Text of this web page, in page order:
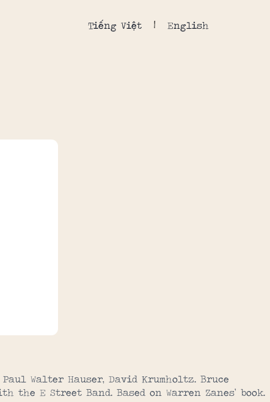
Tiếng Việt English
Walter Hauser, David Krumholtz. Bruce
the E Street Band. Based on Warren Zanes’ book.